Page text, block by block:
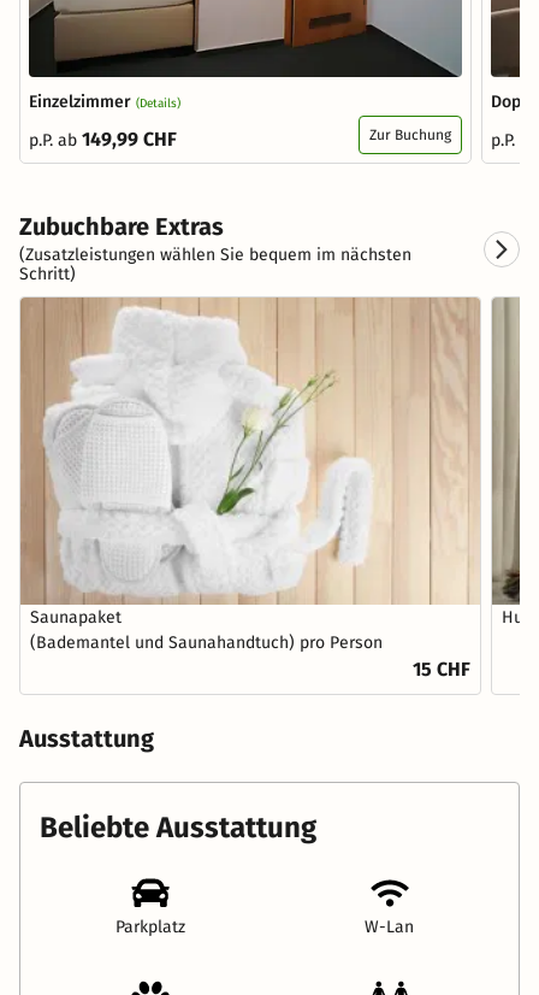
Einzelzimmer (Details)
p.P. ab 149,99 CHF Zur Buchung
p.P.
Zubuchbare Extras
(Zusatzleistungen wählen Sie bequem im nächsten
Schritt)
Saunapaket
(Bademantel und Saunahandtuch) pro Person
15 CHF
Ausstattung
Beliebte Ausstattung
Parkplatz W-Lan